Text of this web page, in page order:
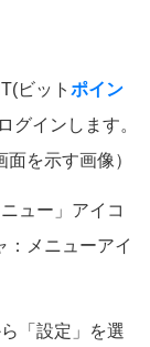
ビット ポイン
グインします。
を示す画像）
ュー」アイコ
：メニューアイ
「設定」を選